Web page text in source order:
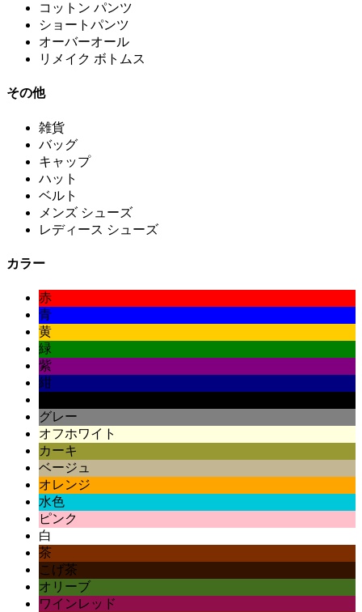
コットン パンツ
ショートパンツ
オーバーオール
リメイク ボトムス
その他
雑貨
バッグ
キャップ
ハット
ベルト
メンズ シューズ
レディース シューズ
カラー
赤
青
黄
緑
紫
紺
グレー
オフホワイト
カーキ
ベージュ
オレンジ
水色
ピンク
白
茶
こげ茶
オリーブ
ワインレッド